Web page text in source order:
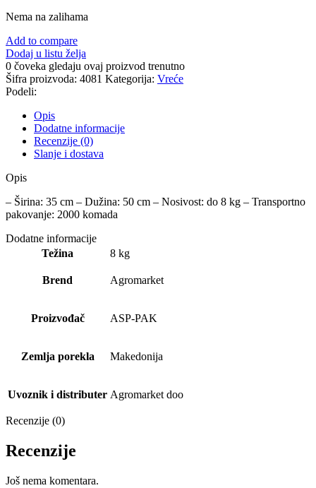
Nema na zalihama
Add to compare
Dodaj u listu želja
0 čoveka gledaju ovaj proizvod trenutno
Šifra proizvoda: 4081 Kategorija: Vreće
Podeli:
Opis
Dodatne informacije
Recenzije (0)
Slanje i dostava
Opis
– Širina: 35 cm – Dužina: 50 cm – Nosivost: do 8 kg – Transportno
pakovanje: 2000 komada
Dodatne informacije
Težina
8 kg
Brend Agromarket
Proizvođač ASP-PAK
Zemlja porekla Makedonija
Uvoznik i distributer Agromarket doo
Recenzije (0)
Recenzije
Još nema komentara.